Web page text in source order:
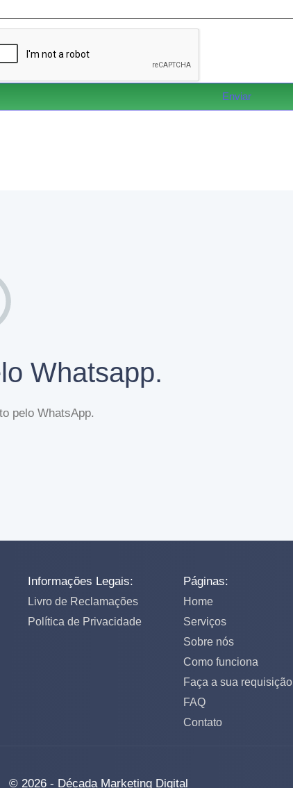
Enviar
Whatsapp.
pelo WhatsApp.
Informações Legais:
Livro de Reclamações
Política de Privacidade
Páginas:
Home
Serviços
Sobre nós
Como funciona
Faça a sua requisição
FAQ
Contato
© 2026 - Década Marketing Digital